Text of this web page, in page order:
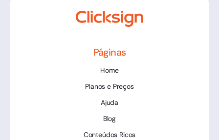
Páginas
Home
Planos e Preços
Ajuda
Blog
Conteúdos Ricos